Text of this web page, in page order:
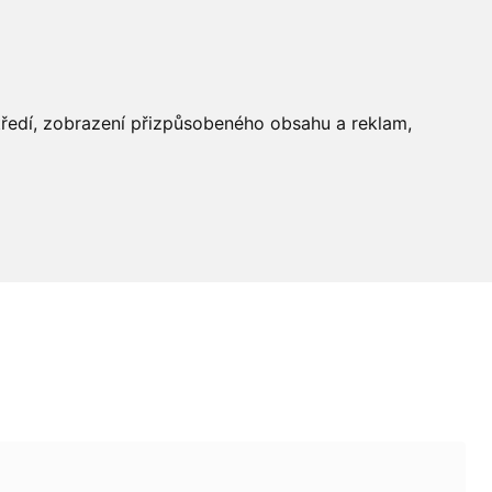
zobrazení přizpůsobeného obsahu a reklam,